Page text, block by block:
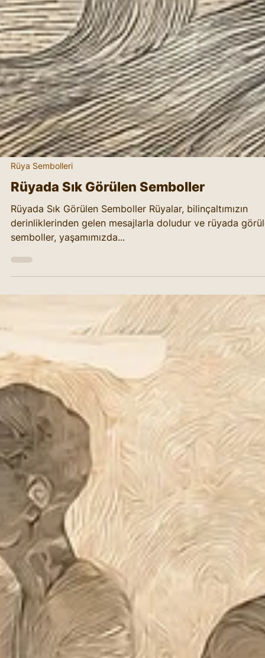
Rüya Sembolleri
Rüyada Sık Görülen Semboller
Rüyada Sık Görülen Semboller Rüyalar, bilinçaltımızın
derinliklerinden gelen mesajlarla doludur ve rüyada
semboller, yaşamımızda...